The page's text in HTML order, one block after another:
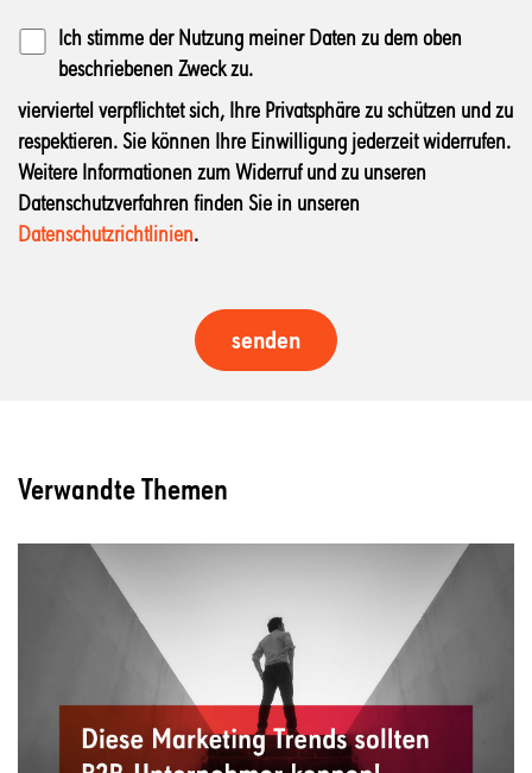
Ich stimme der Nutzung meiner Daten zu dem oben
beschriebenen Zweck zu.
vierviertel verpflichtet sich, Ihre Privatsphäre zu schützen und zu
respektieren. Sie können Ihre Einwilligung jederzeit widerrufen.
Weitere Informationen zum Widerruf und zu unseren
Datenschutzverfahren finden Sie in unseren
Datenschutzrichtlinien.
Verwandte Themen